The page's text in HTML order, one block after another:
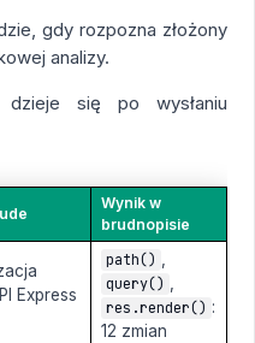
gdy rozpozna złożony
analizy.
się po wysłaniu
Wynik w
brudnopisie
Express
path() ,
query() ,
res.render() :
12 zmian